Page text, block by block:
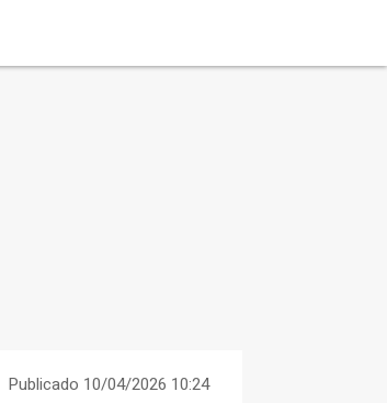
Publicado 10/04/2026 10:24